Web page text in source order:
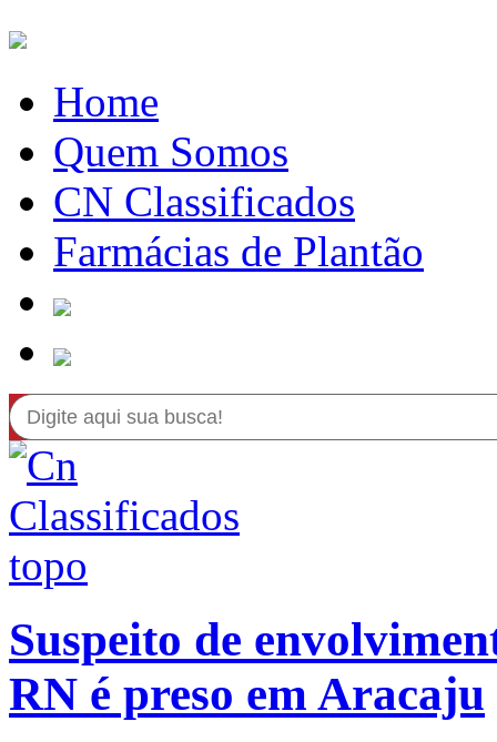
Home
Quem Somos
CN Classificados
Farmácias de Plantão
Suspeito de
RN é preso em Aracaju